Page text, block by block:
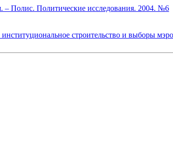
– Полис. Политические исследования. 2004. №6
строительство и выборы